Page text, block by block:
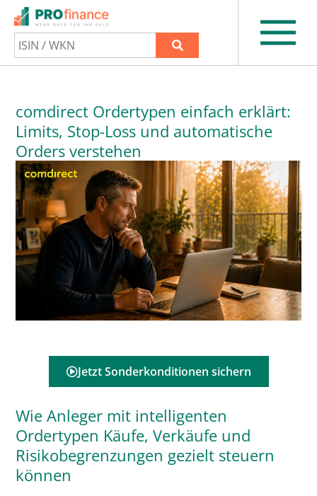
comdirect Ordertypen einfach erklärt:
Limits, Stop-Loss und automatische
Orders verstehen
Jetzt Sonderkonditionen sichern
Wie Anleger mit intelligenten
Ordertypen Käufe, Verkäufe und
Risikobegrenzungen gezielt steuern
können